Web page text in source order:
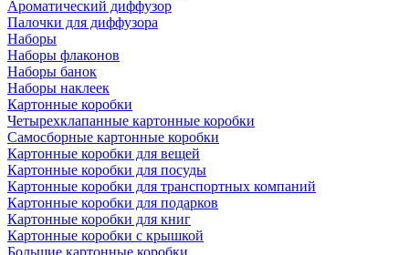
Ароматический диффузор
Палочки для диффузора
Наборы
Наборы флаконов
Наборы банок
Наборы наклеек
Картонные коробки
Четырехклапанные картонные коробки
Самосборные картонные коробки
Картонные коробки для вещей
Картонные коробки для посуды
Картонные коробки для транспортных компаний
Картонные коробки для подарков
Картонные коробки для книг
Картонные коробки с крышкой
Большие картонные коробки